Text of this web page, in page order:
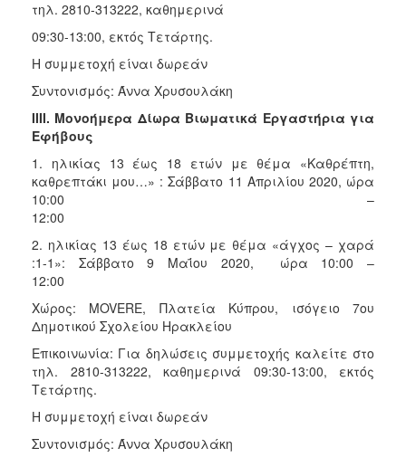
τηλ. 2810-313222, καθημερινά
09:30-13:00, εκτός Τετάρτης.
Η συμμετοχή είναι δωρεάν
Συντονισμός: Άννα Χρυσουλάκη
ΙΙΙΙ. Μονοήμερα Δίωρα Βιωματικά Εργαστήρια για
Εφήβους
1. ηλικίας 13 έως 18 ετών με θέμα «Καθρέπτη,
καθρεπτάκι μου…» : Σάββατο 11 Απριλίου 2020, ώρα
10:00 –
2. ηλικίας 13 έως 18 ετών με θέμα «άγχος – χαρά
:1-1»: Σάββατο 9 Μαΐου 2020, ώρα 10:00 –
12:00
Χώρος: MOVERE, Πλατεία Κύπρου, ισόγειο 7ου
Δημοτικού Σχολείου Ηρακλείου
Επικοινωνία: Για δηλώσεις συμμετοχής καλείτε στο
τηλ. 2810-313222, καθημερινά 09:30-13:00, εκτός
Τετάρτης.
Η συμμετοχή είναι δωρεάν
Συντονισμός: Άννα Χρυσουλάκη